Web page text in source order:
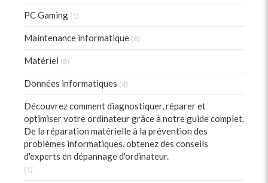
PC Gaming (1)
Maintenance informatique (8)
Matériel (8)
Données informatiques (4)
Découvrez comment diagnostiquer, réparer et
optimiser votre ordinateur grâce à notre guide complet.
De la réparation matérielle à la prévention des
problèmes informatiques, obtenez des conseils
d'experts en dépannage d'ordinateur.
(1)